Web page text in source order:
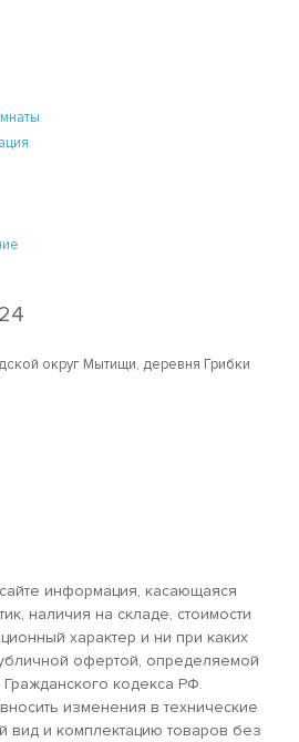
округ Мытищи, деревня Грибки
информация, касающаяся
наличия на складе, стоимости
характер и ни при каких
офертой, определяемой
кодекса РФ.
изменения в технические
вид и комплектацию товаров без